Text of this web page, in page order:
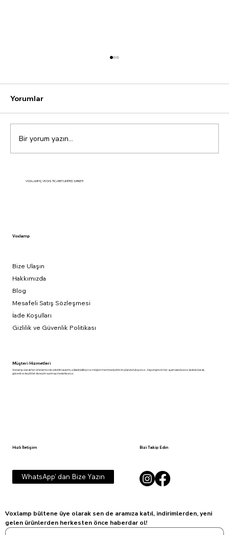
Yorumlar
Bir yorum yazın...
VOXLAMP IÇ VE DIS TICARET LIMITED SIRKETI
Voxlamp
Bize Ulaşın
Hakkımızda
Blog
Mesafeli Satış Sözleşmesi
İade Koşulları
Gizlilik ve Güvenlik Politikası
Müşteri Hizmetleri
Voxlamp olarak her ürünümüzde estetik tasarımı, yüksek kaliteyi ve müşteri memnuniyetini ön planda tutuyoruz. Alışverişinizin her aşamasında size destek olarak,
güvenli ve keyifli bir deneyim sunmayı hedefliyoruz.
Hızlı İletişim
WhatsApp' dan Bize Yazın
Bizi Takip Edin
Voxlamp bültene üye olarak sen de aramıza katıl, indirimlerden, yeni
gelen ürünlerden herkesten önce haberdar ol!